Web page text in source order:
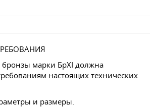
марки БрХІ должна
настоящих технических
и размеры.